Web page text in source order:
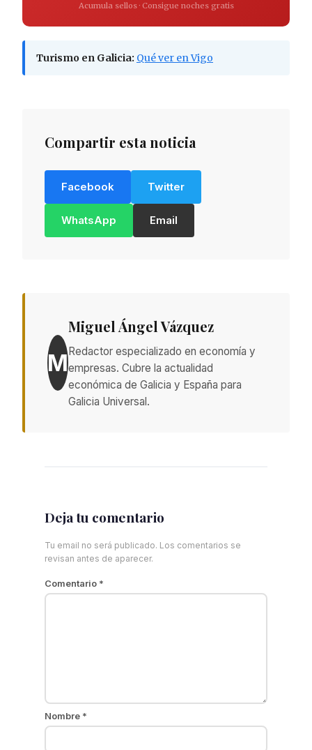
Acumula sellos · Consigue noches gratis
Turismo en Galicia: Qué ver en Vigo
Compartir esta noticia
Facebook Twitter
WhatsApp Email
M
Miguel Ángel Vázquez
Redactor especializado en economía y
empresas. Cubre la actualidad
económica de Galicia y España para
Galicia Universal.
Deja tu comentario
Tu email no será publicado. Los comentarios se
revisan antes de aparecer.
Comentario *
Nombre *